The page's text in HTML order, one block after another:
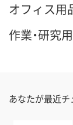
オフィス用
作業・研究
あなたが最近